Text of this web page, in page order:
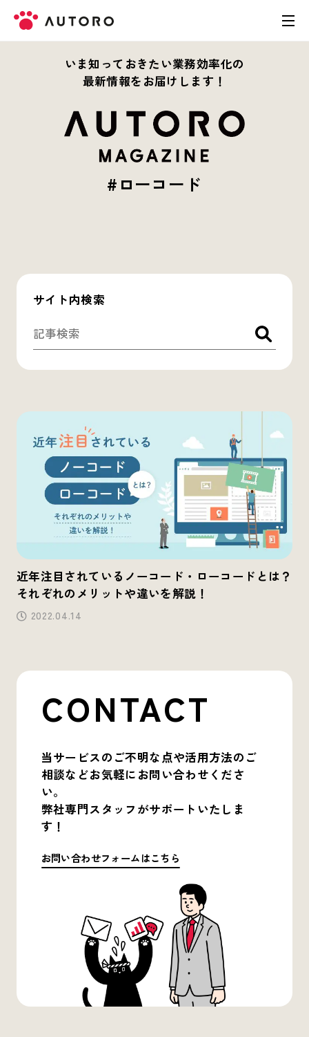
いま知っておきたい業務効率化の
最新情報をお届けします！
#ローコード
サイト内検索
近年注目されているノーコード・ローコードとは？
それぞれのメリットや違いを解説！
2022.04.14
CONTACT
当サービスのご不明な点や活用方法のご
相談などお気軽にお問い合わせくださ
い。
弊社専門スタッフがサポートいたしま
す！
お問い合わせフォームはこちら